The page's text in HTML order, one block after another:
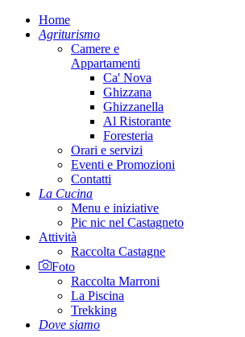
Home
Agriturismo
Camere e
Appartamenti
Ca' Nova
Ghizzana
Ghizzanella
Al Ristorante
Foresteria
Orari e servizi
Eventi e Promozioni
Contatti
La Cucina
Menu e iniziative
Pic nic nel Castagneto
Attività
Raccolta Castagne
Foto
Raccolta Marroni
La Piscina
Trekking
Dove siamo